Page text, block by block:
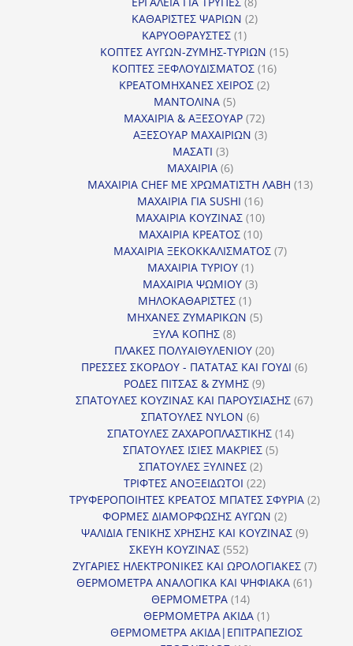
προϊόντα
ΚΑΘΑΡΙΣΤΕΣ ΨΑΡΙΩΝ 22
ΚΑΡΥΟΘΡΑΥΣΤΕΣ 11
προϊόν
ΚΟΠΤΕΣ ΑΥΓΩΝ-ΖΥΜΗΣ-ΤΥΡΙΩΝ 1515
ΚΟΠΤΕΣ ΞΕΦΛΟΥΔΙΣΜΑΤΟΣ 1616
ΚΡΕΑΤΟΜΗΧΑΝΕΣ ΧΕΙΡΟΣ 22
ΜΑΝΤΟΛΙΝΑ 55
προϊόντα
ΜΑΧΑΙΡΙΑ & ΑΞΕΣΟΥΑΡ 7272
προϊόντα
ΑΞΕΣΟΥΑΡ ΜΑΧΑΙΡΙΩΝ 33
ΜΑΣΑΤΙ 33
προϊόντα
ΜΑΧΑΙΡΙΑ 66
προϊόντα
ΜΑΧΑΙΡΙΑ CHEF ΜΕ ΧΡΩΜΑΤΙΣΤΗ ΛΑΒΗ 1313
ΜΑΧΑΙΡΙΑ ΓΙΑ SUSHI 1616
προϊόντα
ΜΑΧΑΙΡΙΑ ΚΟΥΖΙΝΑΣ 1010
προϊόντα
ΜΑΧΑΙΡΙΑ ΚΡΕΑΤΟΣ 1010
προϊόντα
ΜΑΧΑΙΡΙΑ ΞΕΚΟΚΚΑΛΙΣΜΑΤΟΣ 77
ΜΑΧΑΙΡΙΑ ΤΥΡΙΟΥ 11
προϊόν
ΜΑΧΑΙΡΙΑ ΨΩΜΙΟΥ 33
ΜΗΛΟΚΑΘΑΡΙΣΤΕΣ 11
προϊόν
ΜΗΧΑΝΕΣ ΖΥΜΑΡΙΚΩΝ 55
ΞΥΛΑ ΚΟΠΗΣ 88
προϊόντα
ΠΛΑΚΕΣ ΠΟΛΥΑΙΘΥΛΕΝΙΟΥ 2020
προϊόντα
ΠΡΕΣΣΕΣ ΣΚΟΡΔΟΥ - ΠΑΤΑΤΑΣ ΚΑΙ ΓΟΥΔΙ 66
ΡΟΔΕΣ ΠΙΤΣΑΣ & ΖΥΜΗΣ 99
προϊόντα
ΣΠΑΤΟΥΛΕΣ ΚΟΥΖΙΝΑΣ ΚΑΙ ΠΑΡΟΥΣΙΑΣΗΣ 6767
ΣΠΑΤΟΥΛΕΣ NYLON 66
προϊόντα
ΣΠΑΤΟΥΛΕΣ ΖΑΧΑΡΟΠΛΑΣΤΙΚΗΣ 1414
ΣΠΑΤΟΥΛΕΣ ΙΣΙΕΣ ΜΑΚΡΙΕΣ 55
ΣΠΑΤΟΥΛΕΣ ΞΥΛΙΝΕΣ 22
προϊόντα
ΤΡΙΦΤΕΣ ΑΝΟΞΕΙΔΩΤΟΙ 2222
προϊόντα
ΤΡΥΦΕΡΟΠΟΙΗΤΕΣ ΚΡΕΑΤΟΣ ΜΠΑΤΕΣ ΣΦΥΡΙΑ 22
ΦΟΡΜΕΣ ΔΙΑΜΟΡΦΩΣΗΣ ΑΥΓΩΝ 22
προϊόντα
ΨΑΛΙΔΙΑ ΓΕΝΙΚΗΣ ΧΡΗΣΗΣ ΚΑΙ ΚΟΥΖΙΝΑΣ 99
ΣΚΕΥΗ ΚΟΥΖΙΝΑΣ 552552
προϊόντα
ΖΥΓΑΡΙΕΣ ΗΛΕΚΤΡΟΝΙΚΕΣ ΚΑΙ ΩΡΟΛΟΓΙΑΚΕΣ 77
ΘΕΡΜΟΜΕΤΡΑ ΑΝΑΛΟΓΙΚΑ ΚΑΙ ΨΗΦΙΑΚΑ 6161
ΘΕΡΜΟΜΕΤΡΑ 1414
προϊόντα
ΘΕΡΜΟΜΕΤΡΑ ΑΚΙΔΑ 11
προϊόν
ΘΕΡΜΟΜΕΤΡΑ ΑΚΙΔΑ|ΕΠΙΤΡΑΠΕΖΙΟΣ